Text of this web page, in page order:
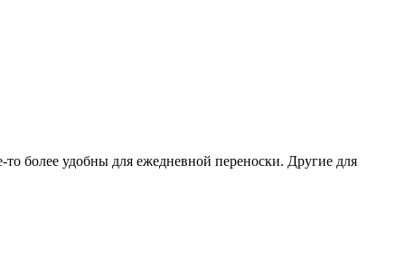
более удобны для ежедневной переноски. Другие для